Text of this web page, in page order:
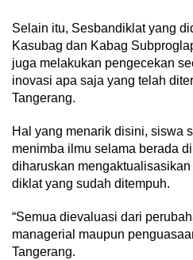
Selain itu, Sesbandiklat yang
Kasubag dan Kabag
juga melakukan pengecekan
inovasi apa saja yang telah
Tangerang.
Hal yang menarik disini, siswa
menimba ilmu selama berada
diharuskan
diklat yang sudah ditempuh.
“Semua dievaluasi dari
managerial maupun
Tangerang.